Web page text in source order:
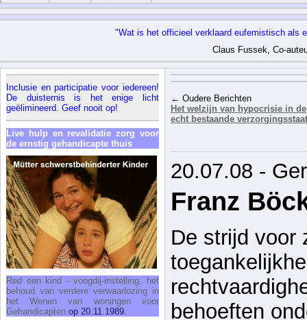
"Wat is het officieel verklaard eufemistisch als
Claus Fussek, Co-
Inclusie en participatie voor iedereen!
De duisternis is het enige licht
geëlimineerd. Geef nooit op!
Live hulp en revalidatie zorg voor
de ernstig gehandicapte thuis
Red een kind - voogdij-instelling, het
behoud van verdere verwaarlozing in
het Wenen van woningen voor
Gehandicapten op 20.11.1989.
← Oudere Berichten
Het welzijn van hypocrisie in de
echt bestaande verzorgingsstaat
20.07.08 -
Franz
De strijd voor
behoeften